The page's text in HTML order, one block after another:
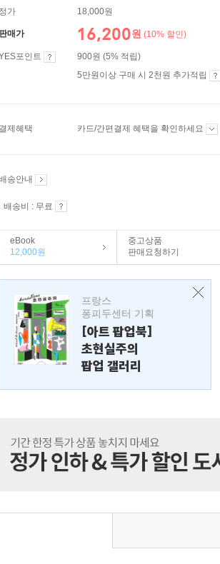
정가 18,000원
매가 16,200원 (10% 할인)
포인트
900원 (5% 적립)
5만원이상 구매 시 2천원 추가적립
결제혜택 카드/간편결제 혜택을 확인하세요
송안내
배송비 : 무료
eBook
12,000원
중고상품
판매요청하기
프랑스
퐁피두센터 기획
[아트 팝업북]
초현실주의
팝업 갤러리